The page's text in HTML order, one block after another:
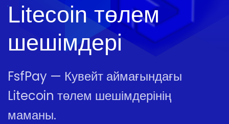
Litecoin төлем
шешімдері
FsfPay — Кувейт аймағындағы
Litecoin төлем шешімдерінің
маманы.